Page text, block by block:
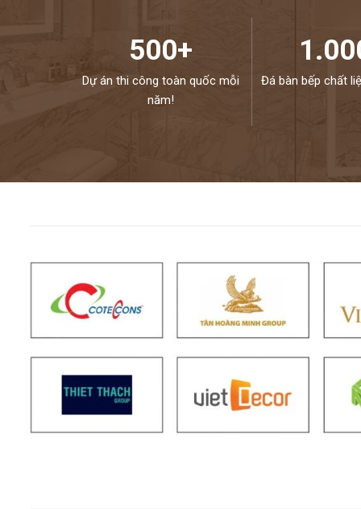
500+
Dự án thi công toàn quốc mỗi
năm!
Đá bàn bếp chất